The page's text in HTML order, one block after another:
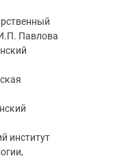
Павлова
институт